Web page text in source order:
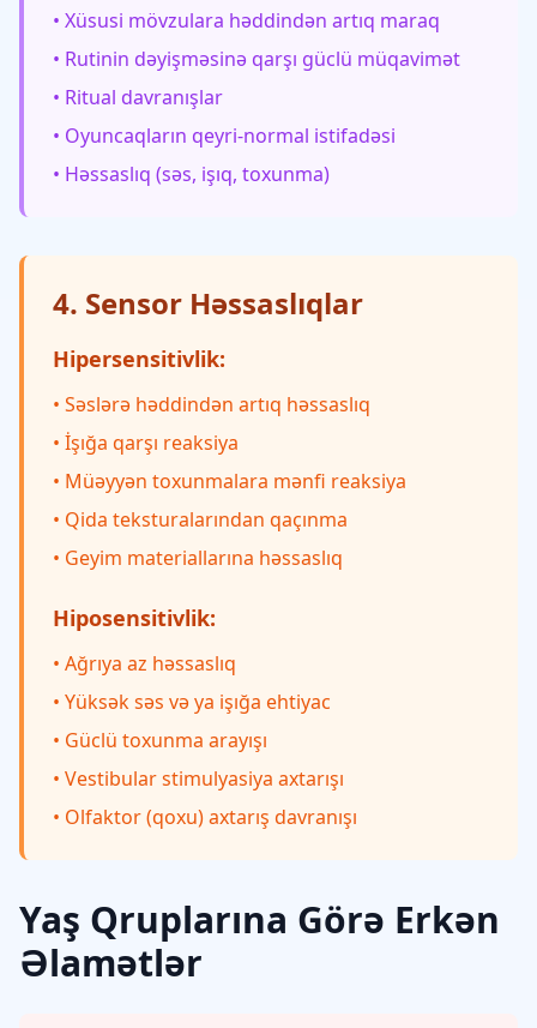
• Xüsusi mövzulara həddindən artıq maraq
• Rutinin dəyişməsinə qarşı güclü müqavimət
• Ritual davranışlar
• Oyuncaqların qeyri-normal istifadəsi
• Həssaslıq (səs, işıq, toxunma)
4. Sensor Həssaslıqlar
Hipersensitivlik:
• Səslərə həddindən artıq həssaslıq
• İşığa qarşı reaksiya
• Müəyyən toxunmalara mənfi reaksiya
• Qida teksturalarından qaçınma
• Geyim materiallarına həssaslıq
Hiposensitivlik:
• Ağrıya az həssaslıq
• Yüksək səs və ya işığa ehtiyac
• Güclü toxunma arayışı
• Vestibular stimulyasiya axtarışı
• Olfaktor (qoxu) axtarış davranışı
Yaş Qruplarına Görə Erkən
Əlamətlər